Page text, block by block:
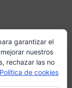
garantizar el
nuestros
rechazar las no
Política de cookies